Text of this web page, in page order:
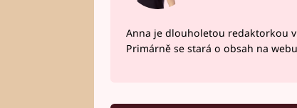
Anna je dlouholetou redaktorkou
Primárně se stará o obsah na